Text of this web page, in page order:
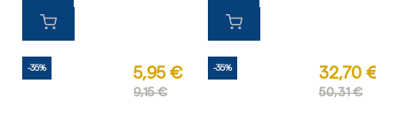
-35% 5,95 €
9,15 €
-35% 32,70 €
50,31 €